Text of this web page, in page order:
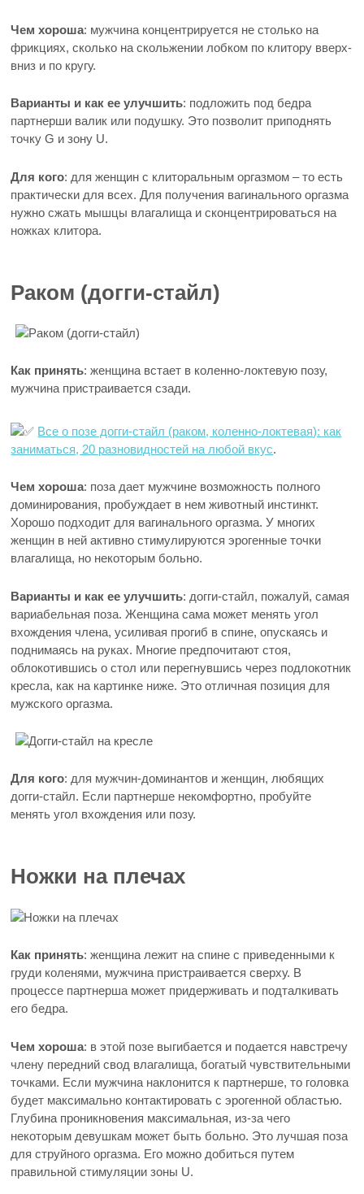
Чем хороша: мужчина концентрируется не столько на
фрикциях, сколько на скольжении лобком по клитору вверх-
вниз и по кругу.
Варианты и как ее улучшить: подложить под бедра
партнерши валик или подушку. Это позволит приподнять
точку G и зону U.
Для кого: для женщин с клиторальным оргазмом – то есть
практически для всех. Для получения вагинального оргазма
нужно сжать мышцы влагалища и сконцентрироваться на
ножках клитора.
Раком (догги-стайл)
Как принять: женщина встает в коленно-локтевую позу,
мужчина пристраивается сзади.
Все о позе догги-стайл (раком, коленно-локтевая): как
заниматься, 20 разновидностей на любой вкус.
Чем хороша: поза дает мужчине возможность полного
доминирования, пробуждает в нем животный инстинкт.
Хорошо подходит для вагинального оргазма. У многих
женщин в ней активно стимулируются эрогенные точки
влагалища, но некоторым больно.
Варианты и как ее улучшить: догги-стайл, пожалуй, самая
вариабельная поза. Женщина сама может менять угол
вхождения члена, усиливая прогиб в спине, опускаясь и
поднимаясь на руках. Многие предпочитают стоя,
облокотившись о стол или перегнувшись через подлокотник
кресла, как на картинке ниже. Это отличная позиция для
мужского оргазма.
Для кого: для мужчин-доминантов и женщин, любящих
догги-стайл. Если партнерше некомфортно, пробуйте
менять угол вхождения или позу.
Ножки на плечах
Как принять: женщина лежит на спине с приведенными к
груди коленями, мужчина пристраивается сверху. В
процессе партнерша может придерживать и подталкивать
его бедра.
Чем хороша: в этой позе выгибается и подается навстречу
члену передний свод влагалища, богатый чувствительными
точками. Если мужчина наклонится к партнерше, то головка
будет максимально контактировать с эрогенной областью.
Глубина проникновения максимальная, из-за чего
некоторым девушкам может быть больно. Это лучшая поза
для струйного оргазма. Его можно добиться путем
правильной стимуляции зоны U.